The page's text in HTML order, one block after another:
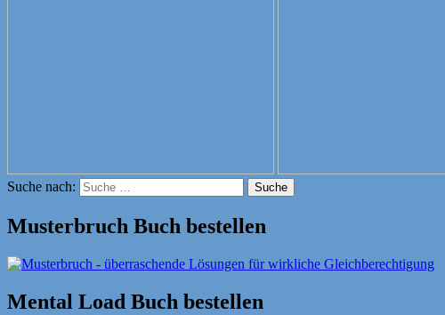
Suche nach: Suche
Musterbruch Buch bestellen
Mental Load Buch bestellen